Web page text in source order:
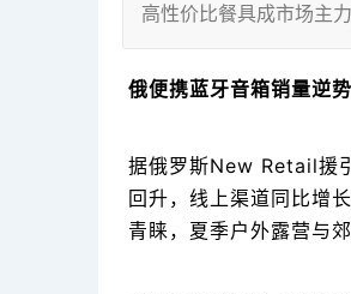
高性价比餐具成市场主
俄便携蓝牙音箱销量逆
据俄罗斯New Retail援
回升，线上渠道同比增
青睐，夏季户外露营与